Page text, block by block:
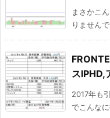
まさかこ
りません
スIPHD,
2017年も
でこんな